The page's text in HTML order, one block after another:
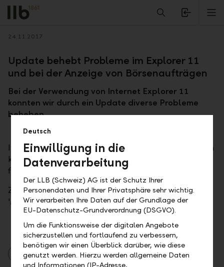
Alerts.Headline
Zurück
24.11.2017
Update behebt Probleme im Explorer 11
und bei der Anzeige von Börsenaufträgen
Bei der Verwendung von Internet Explorer 11
konnten wir durch ein Update diverse Probleme
beheben.
In der Vermögensübersicht wird die Positionsliste nun
korrekt dargestellt, und auf der Allokationsseite
funktioniert der Portfoliowechsel jetzt einwandfrei.
Zudem werden alle offenen Aufträge ab sofort in
'Meine Börsenaufträge' angezeigt.
LLB Online Banking
Deutsch
Einwilligung in die
Datenverarbeitung
Der LLB (Schweiz) AG ist der Schutz Ihrer
Personendaten und Ihrer Privatsphäre sehr wichtig.
Wir verarbeiten Ihre Daten auf der Grundlage der
EU-Datenschutz-Grundverordnung (DSGVO).
Um die Funktionsweise der digitalen Angebote
sicherzustellen und fortlaufend zu verbessern,
benötigen wir einen Überblick darüber, wie diese
genutzt werden. Hierzu werden allgemeine Daten
und Informationen (IP-Adresse,